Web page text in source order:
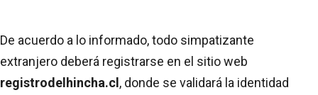
De acuerdo a lo informado, todo simpatizante
extranjero deberá registrarse en el sitio web
registrodelhincha.cl, donde se validará la identidad